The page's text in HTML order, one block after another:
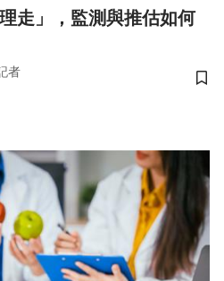
走」，監測與推估如何
者
儲